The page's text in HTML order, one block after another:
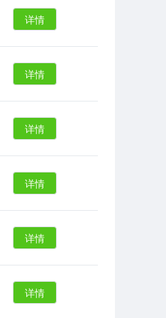
详情
详情
详情
详情
详情
详情